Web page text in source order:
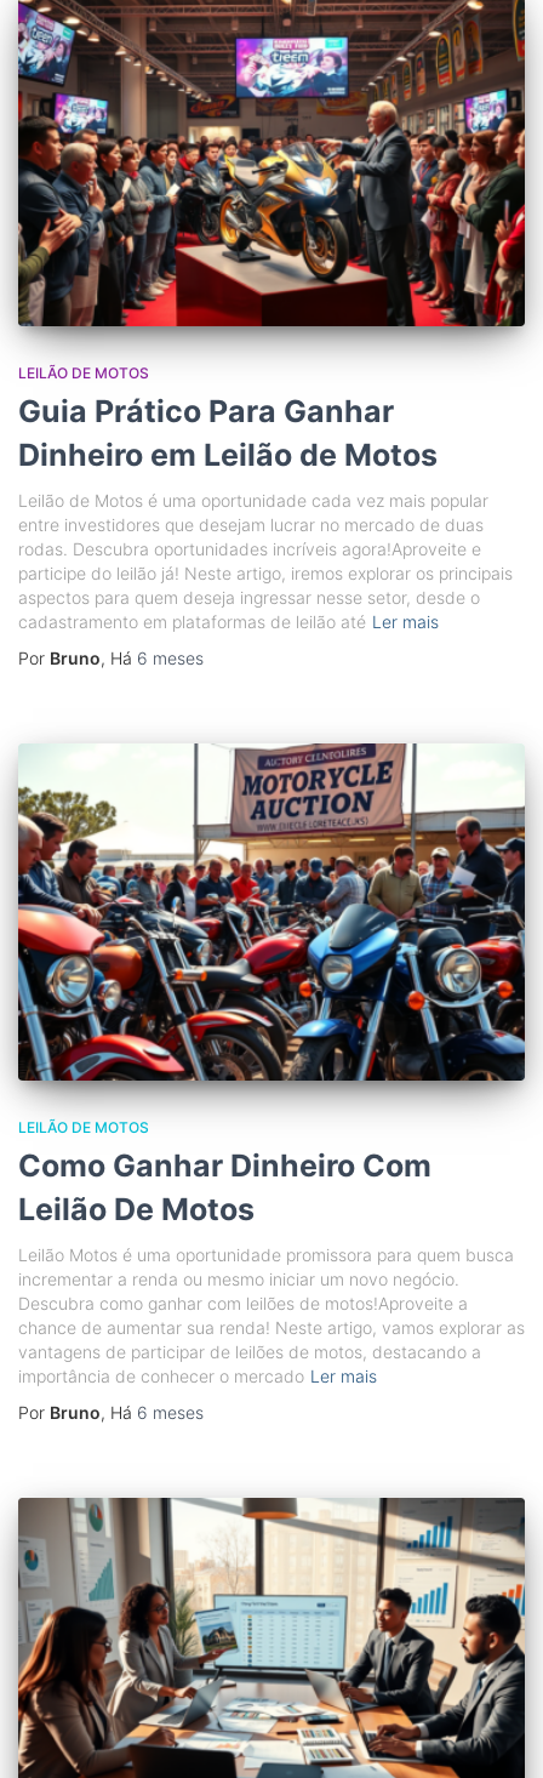
LEILÃO DE MOTOS
Guia Prático Para Ganhar
Dinheiro em Leilão de Motos
Leilão de Motos é uma oportunidade cada vez mais popular
entre investidores que desejam lucrar no mercado de duas
rodas. Descubra oportunidades incríveis agora!Aproveite e
participe do leilão já! Neste artigo, iremos explorar os principais
aspectos para quem deseja ingressar nesse setor, desde o
cadastramento em plataformas de leilão até Ler mais
Por Bruno, Há 6 meses
LEILÃO DE MOTOS
Como Ganhar Dinheiro Com
Leilão De Motos
Leilão Motos é uma oportunidade promissora para quem busca
incrementar a renda ou mesmo iniciar um novo negócio.
Descubra como ganhar com leilões de motos!Aproveite a
chance de aumentar sua renda! Neste artigo, vamos explorar as
vantagens de participar de leilões de motos, destacando a
importância de conhecer o mercado Ler mais
Por Bruno, Há 6 meses